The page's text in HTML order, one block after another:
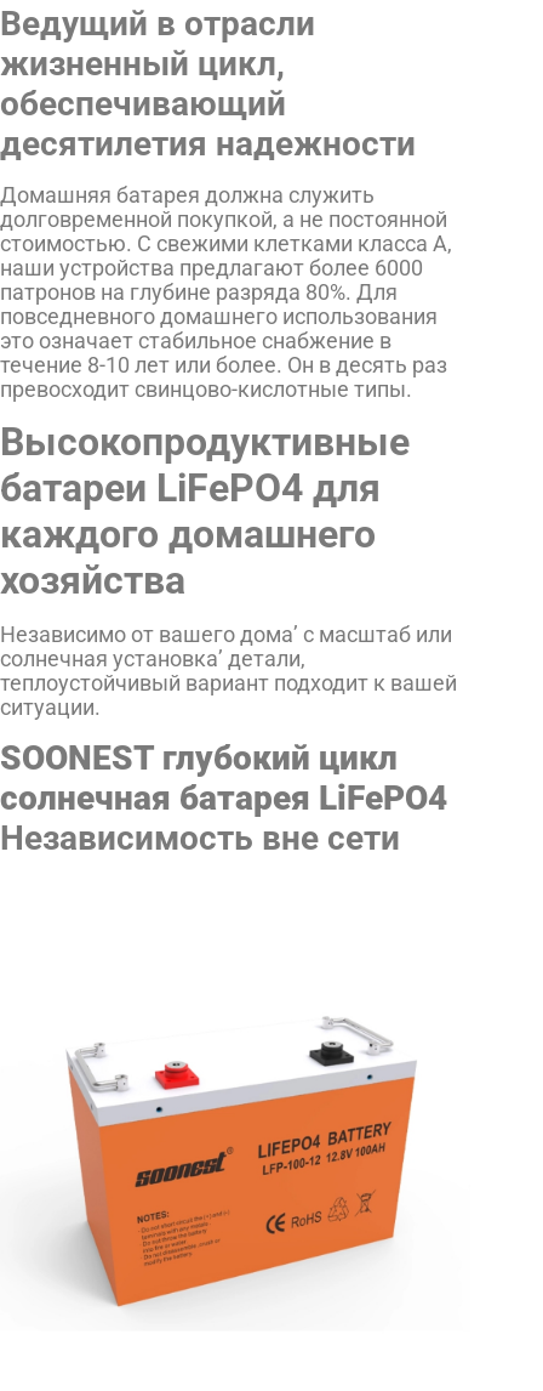
Ведущий в отрасли
жизненный цикл,
обеспечивающий
десятилетия надежности
Домашняя батарея должна служить
долговременной покупкой, а не постоянной
стоимостью. С свежими клетками класса А,
наши устройства предлагают более 6000
патронов на глубине разряда 80%. Для
повседневного домашнего использования
это означает стабильное снабжение в
течение 8-10 лет или более. Он в десять раз
превосходит свинцово-кислотные типы.
Высокопродуктивные
батареи LiFePO4 для
каждого домашнего
хозяйства
Независимо от вашего дома’ с масштаб или
солнечная установка’ детали,
теплоустойчивый вариант подходит к вашей
ситуации.
SOONEST глубокий цикл
солнечная батарея LiFePO4
Независимость вне сети